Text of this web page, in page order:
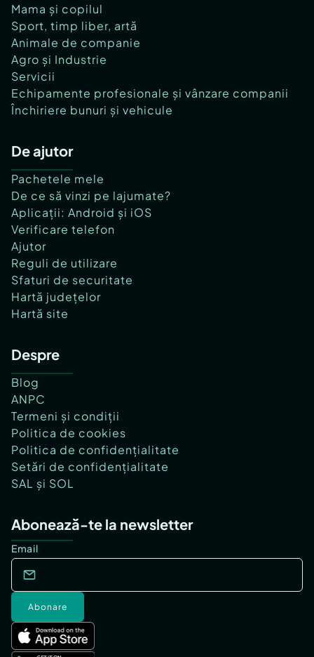
Mama și copilul
Sport, timp liber, artă
Animale de companie
Agro și Industrie
Servicii
Echipamente profesionale și vânzare companii
Închiriere bunuri și vehicule
De ajutor
Pachetele mele
De ce să vinzi pe lajumate?
Aplicații: Android și iOS
Verificare telefon
Ajutor
Reguli de utilizare
Sfaturi de securitate
Hartă județelor
Hartă site
Despre
Blog
ANPC
Termeni și condiții
Politica de cookies
Politica de confidențialitate
Setări de confidențialitate
SAL și SOL
Abonează-te la newsletter
Email
Abonare